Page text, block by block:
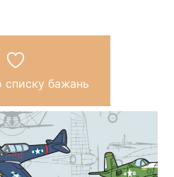
списку бажань